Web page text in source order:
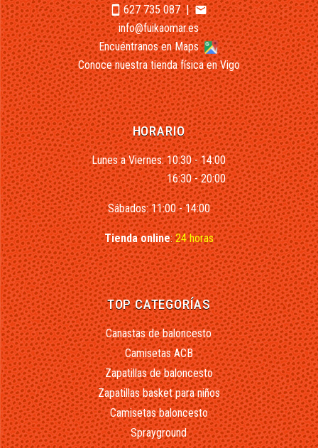
smartphone627 735 087|email
info@fuikaomar.es
Encuéntranos en Maps
Conoce nuestra tienda física en Vigo
HORARIO
Lunes a Viernes: 10:30 - 14:00
16:30 - 20:00
Sábados: 11:00 - 14:00
Tienda online:24 horas
TOP CATEGORÍAS
Canastas de baloncesto
Camisetas ACB
Zapatillas de baloncesto
Zapatillas basket para niños
Camisetas baloncesto
Sprayground